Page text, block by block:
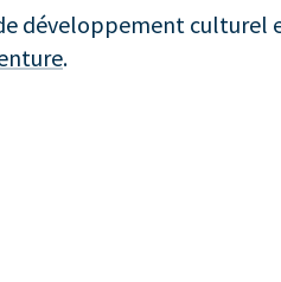
développement culturel
.